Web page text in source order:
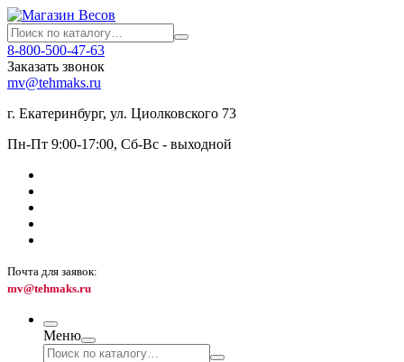
8-800-500-47-63
Заказать звонок
mv@tehmaks.ru
г. Екатеринбург, ул. Циолковского 73
Пн-Пт 9:00-17:00, Сб-Вс - выходной
Почта для заявок:
mv@tehmaks.ru
Меню